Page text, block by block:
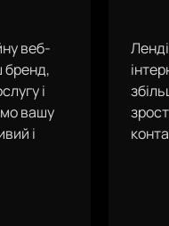
веб-
бренд,
і
вашу
і